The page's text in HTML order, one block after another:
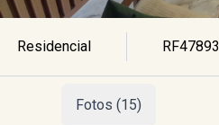
Residencial RF47893
Fotos (15)